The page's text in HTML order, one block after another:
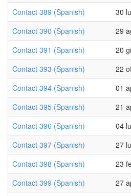
Contact 389 (Spanish)
30
Contact 390 (Spanish)
29
Contact 391 (Spanish)
20
Contact 393 (Spanish)
22
Contact 394 (Spanish)
01
Contact 395 (Spanish)
21
Contact 396 (Spanish)
04
Contact 397 (Spanish)
27
Contact 398 (Spanish)
23
Contact 399 (Spanish)
27